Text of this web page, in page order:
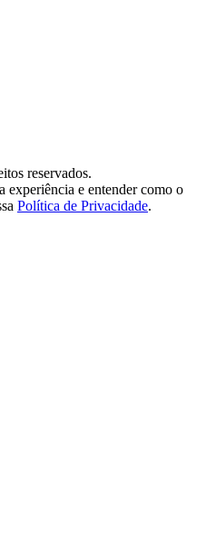
reservados.
experiência e entender como o
Política de Privacidade.